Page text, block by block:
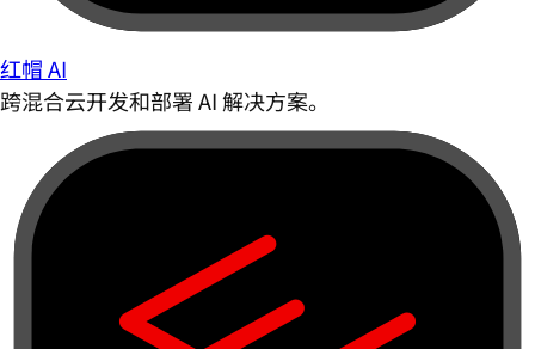
红帽 AI
跨混合云开发和部署 AI 解决方案。